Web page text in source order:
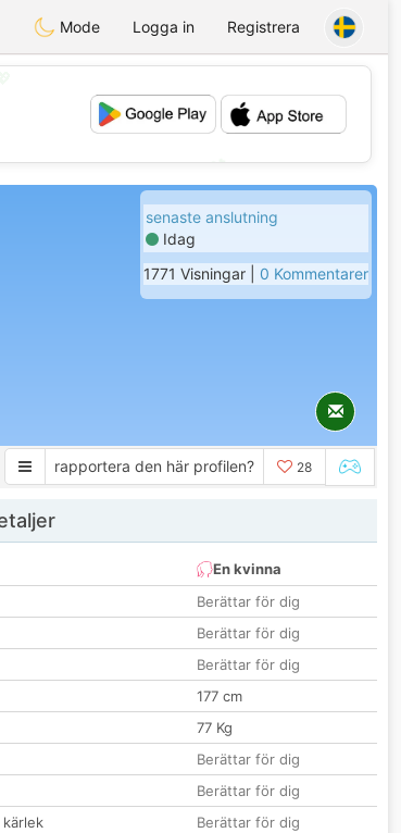
Mode Logga in Registrera
💕
senaste anslutning
Idag
1771 Visningar | 0 Kommentarer
rapportera den här profilen? 28
En kvinna
Berättar för dig
Berättar för dig
Berättar för dig
177 cm
77 Kg
Berättar för dig
Berättar för dig
Berättar för dig